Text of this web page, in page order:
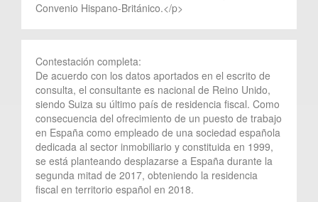
Convenio Hispano-Británico.</p>
Contestación completa:
De acuerdo con los datos aportados en el escrito de
consulta, el consultante es nacional de Reino Unido,
siendo Suiza su último país de residencia fiscal. Como
consecuencia del ofrecimiento de un puesto de trabajo
en España como empleado de una sociedad española
dedicada al sector inmobiliario y constituida en 1999,
se está planteando desplazarse a España durante la
segunda mitad de 2017, obteniendo la residencia
fiscal en territorio español en 2018.